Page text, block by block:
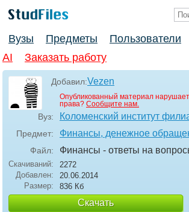
Вузы Предметы Пользователи
AI
Заказать работу
Добавил:Vezen
Опубликованный материал
права? Сообщите нам.
Вуз: Коломенский институт
Предмет: Финансы, денежное
Файл: Финансы - ответы на
Скачиваний:
2272
Добавлен:
20.06.2014
Размер:
836 Кб
Скачать